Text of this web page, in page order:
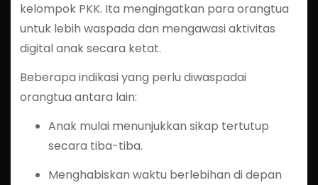
kelompok PKK. Ita mengingatkan para orangtua
untuk lebih waspada dan mengawasi aktivitas
digital anak secara ketat.
Beberapa indikasi yang perlu diwaspadai
orangtua antara lain:
Anak mulai menunjukkan sikap tertutup
secara tiba-tiba.
Menghabiskan waktu berlebihan di depan